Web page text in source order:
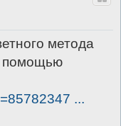
метода
помощью
...